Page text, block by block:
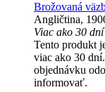
Brožovaná
Angličtina,
Viac ako 30 dní
Tento produkt
viac ako 30
objednávku
informovať.